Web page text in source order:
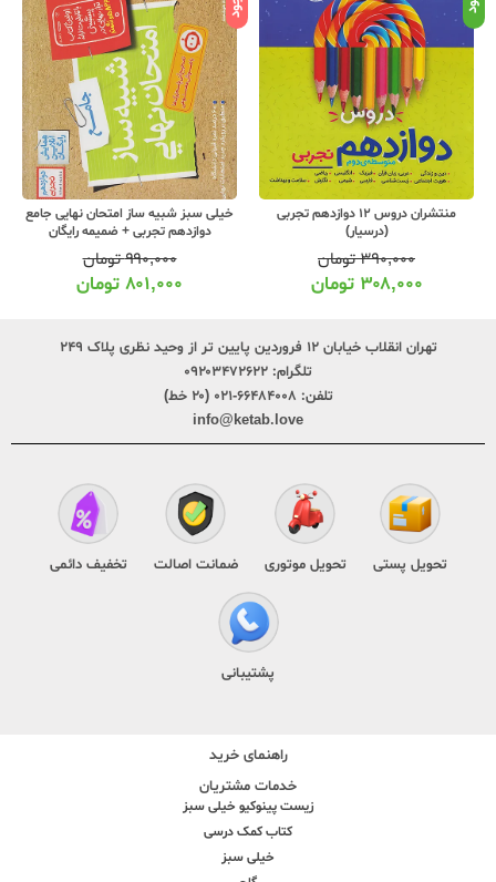
منتشران دروس 12 دوازدهم تجربی
(درسیار)
۳۹۰,۰۰۰تومان
۳۰۸,۰۰۰ تومان
خیلی سبز شبیه ساز امتحان نهایی جامع
دوازدهم تجربی + ضمیمه رایگان
۹۹۰,۰۰۰تومان
۸۰۱,۰۰۰ تومان
تهران انقلاب خیابان ۱۲ فروردین پایین تر از وحید نظری پلاک ۲۴۹
تلگرام: ۰۹۲۰۳۴۷۲۶۲۲
تلفن: ۶۶۴۸۴۰۰۸-۰۲۱ (۲۰ خط)
info@ketab.love
تحویل پستی تحویل موتوری ضمانت اصالت تخفیف دائمی
پشتیبانی
راهنمای خرید
خدمات مشتریان
زیست پینوکیو خیلی سبز
کتاب کمک درسی
خیلی سبز